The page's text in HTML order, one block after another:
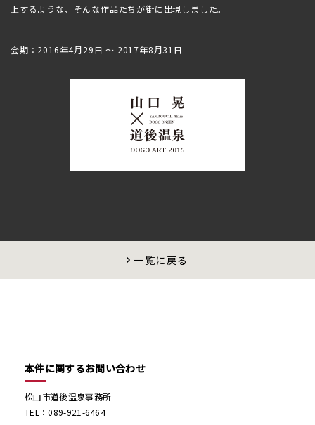
上するような、そんな作品たちが街に出現しました。
会期：2016年4月29日 ～ 2017年8月31日
一覧に戻る
本件に関するお問い合わせ
松山市道後温泉事務所
TEL：089-921-6464